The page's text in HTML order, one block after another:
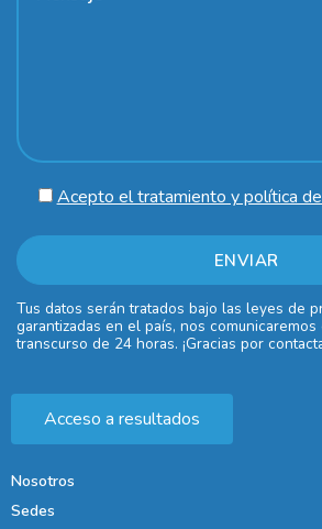
Acepto el tratamiento y política
Tus datos serán tratados bajo las leyes de
garantizadas en el país, nos
transcurso de 24 horas. ¡Gracias por
Acceso a resultados
Nosotros
Sedes